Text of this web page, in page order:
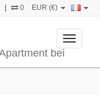
0 EUR (€)
Toggle